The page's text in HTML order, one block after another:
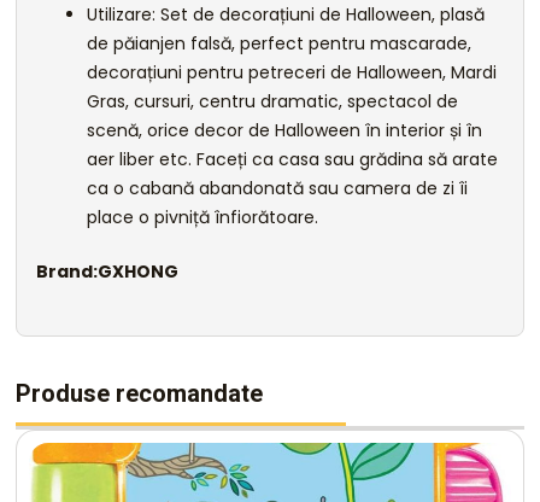
Utilizare: Set de decorațiuni de Halloween, plasă
de păianjen falsă, perfect pentru mascarade,
decorațiuni pentru petreceri de Halloween, Mardi
Gras, cursuri, centru dramatic, spectacol de
scenă, orice decor de Halloween în interior și în
aer liber etc. Faceți ca casa sau grădina să arate
ca o cabană abandonată sau camera de zi îi
place o pivniță înfiorătoare.
Brand:GXHONG
Produse recomandate